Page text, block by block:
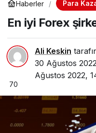
Haberler Para
En iyi Forex
Ali Keskin
30 Ağustos
Ağustos 2022,
70